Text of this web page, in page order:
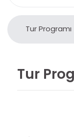
Tur Programı
Tur